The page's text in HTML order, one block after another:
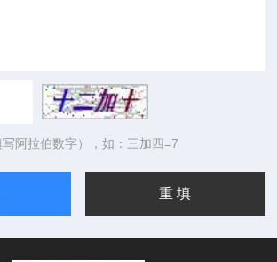
阿拉伯数字），如：三加四=7